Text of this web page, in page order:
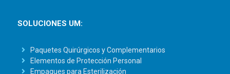
SOLUCIONES UM:
Paquetes Quirúrgicos y Complementarios
Elementos de Protección Personal
Empaques para Esterilización